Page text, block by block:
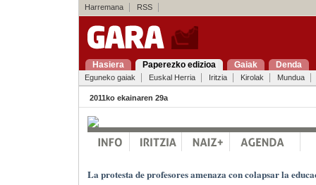
Harremana RSS
Hasiera Paperezko edizioa Gaiak Denda
Eguneko gaiak Euskal Herria Iritzia Kirolak Mundua
2011ko ekainaren 29a
La protesta de profesores amenaza con colapsar la